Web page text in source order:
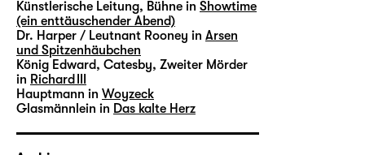
Künstlerische Leitung, Bühne in Showtime
(ein enttäuschender Abend)
Dr. Harper / Leutnant Rooney in Arsen
und Spitzenhäubchen
König Edward, Catesby, Zweiter Mörder
in Richard III
Hauptmann in Woyzeck
Glasmännlein in Das kalte Herz